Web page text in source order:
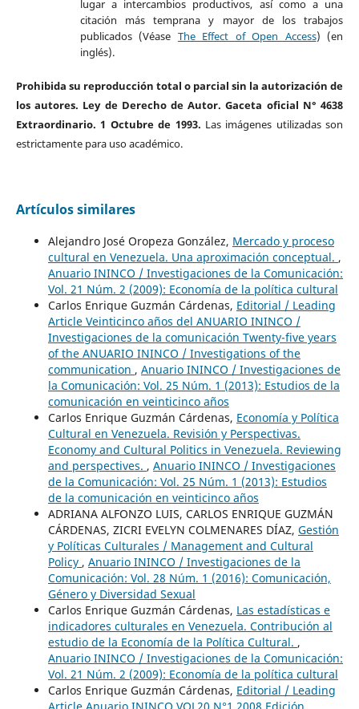
lugar a intercambios productivos, así como a una
citación más temprana y mayor de los trabajos
publicados (Véase The Effect of Open Access) (en
inglés).
Prohibida su reproducción total o parcial sin la autorización de
los autores. Ley de Derecho de Autor. Gaceta oficial N° 4638
Extraordinario. 1 Octubre de 1993. Las imágenes utilizadas son
estrictamente para uso académico.
Artículos similares
Alejandro José Oropeza González, Mercado y proceso
cultural en Venezuela. Una aproximación conceptual. ,
Anuario ININCO / Investigaciones de la Comunicación:
Vol. 21 Núm. 2 (2009): Economía de la política cultural
Carlos Enrique Guzmán Cárdenas, Editorial / Leading
Article Veinticinco años del ANUARIO ININCO /
Investigaciones de la comunicación Twenty-five years
of the ANUARIO ININCO / Investigations of the
communication , Anuario ININCO / Investigaciones de
la Comunicación: Vol. 25 Núm. 1 (2013): Estudios de la
comunicación en veinticinco años
Carlos Enrique Guzmán Cárdenas, Economía y Política
Cultural en Venezuela. Revisión y Perspectivas.
Economy and Cultural Politics in Venezuela. Reviewing
and perspectives. , Anuario ININCO / Investigaciones
de la Comunicación: Vol. 25 Núm. 1 (2013): Estudios
de la comunicación en veinticinco años
ADRIANA ALFONZO LUIS, CARLOS ENRIQUE GUZMÁN
CÁRDENAS, ZICRI EVELYN COLMENARES DÍAZ, Gestión
y Políticas Culturales / Management and Cultural
Policy , Anuario ININCO / Investigaciones de la
Comunicación: Vol. 28 Núm. 1 (2016): Comunicación,
Género y Diversidad Sexual
Carlos Enrique Guzmán Cárdenas, Las estadísticas e
indicadores culturales en Venezuela. Contribución al
estudio de la Economía de la Política Cultural. ,
Anuario ININCO / Investigaciones de la Comunicación:
Vol. 21 Núm. 2 (2009): Economía de la política cultural
Carlos Enrique Guzmán Cárdenas, Editorial / Leading